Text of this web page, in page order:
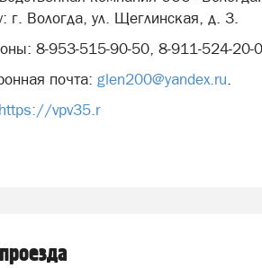
г. Вологда, ул. Щеглинская, д. 3.
8-953-515-90-50, 8-911-524-20-
почта: glen200@yandex.ru.
https://vpv35.r